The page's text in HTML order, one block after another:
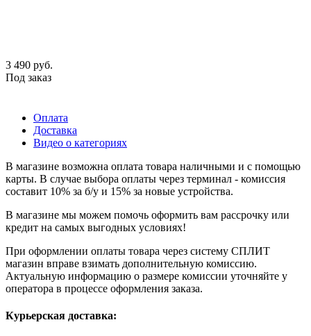
3 490 руб.
Под заказ
Оплата
Доставка
Видео о категориях
В магазине возможна оплата товара наличными и с помощью
карты. В случае выбора оплаты через терминал - комиссия
составит 10% за б/у и 15% за новые устройства.
В магазине мы можем помочь оформить вам рассрочку или
кредит на самых выгодных условиях!
При оформлении оплаты товара через систему СПЛИТ
магазин вправе взимать дополнительную комиссию.
Актуальную информацию о размере комиссии уточняйте у
оператора в процессе оформления заказа.
Курьерская доставка: